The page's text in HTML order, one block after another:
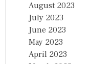
August 2023
July 2023
June 2023
May 2023
April 2023